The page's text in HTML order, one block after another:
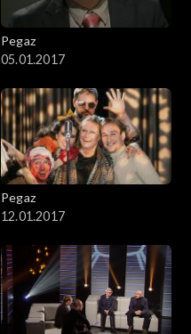
Pegaz
05.01.2017
Pegaz
12.01.2017